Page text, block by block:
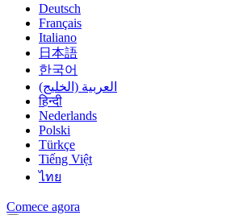
Deutsch
Français
Italiano
日本語
한국어
العربية (الخليج)
हिन्दी
Nederlands
Polski
Türkçe
Tiếng Việt
ไทย
Comece agora